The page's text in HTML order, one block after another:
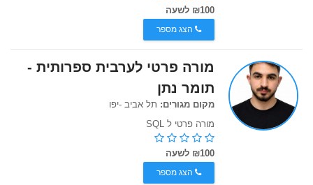
₪100 לשעה
הצג מספר
מורה פרטי לערבית ספרותית -
תומר נתן
מקום מגורים: תל אביב -יפו
מורה פרטי ל SQL
₪100 לשעה
הצג מספר